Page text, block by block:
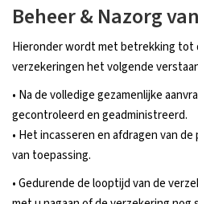
Beheer & Nazorg
Hieronder wordt met betrekking tot
verzekeringen het volgende
• Na de volledige gezamenlijke
gecontroleerd en geadministreerd.
• Het incasseren en afdragen van
van toepassing.
• Gedurende de looptijd van de